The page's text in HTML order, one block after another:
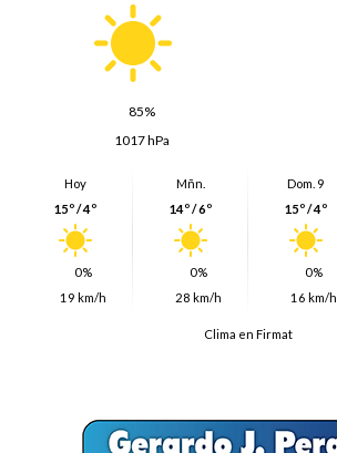
85%
1017 hPa
Hoy
15º / 4º
0%
19 km/h
Mñn.
14º / 6º
0%
28 km/h
Dom. 9
15º / 4º
0%
16 km/h
Clima en Firmat